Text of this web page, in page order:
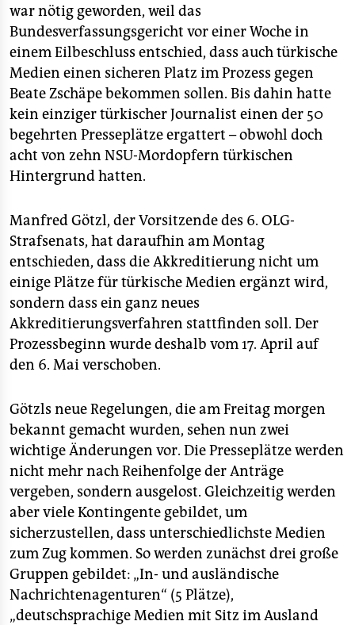
war nötig geworden, weil das
Bundesverfassungsgericht vor einer Woche in
einem Eilbeschluss entschied, dass auch türkische
Medien einen sicheren Platz im Prozess gegen
Beate Zschäpe bekommen sollen. Bis dahin hatte
kein einziger türkischer Journalist einen der 50
begehrten Presseplätze ergattert – obwohl doch
acht von zehn NSU-Mordopfern türkischen
Hintergrund hatten.
Manfred Götzl, der Vorsitzende des 6. OLG-
Strafsenats, hat daraufhin am Montag
entschieden, dass die Akkreditierung nicht um
einige Plätze für türkische Medien ergänzt wird,
sondern dass ein ganz neues
Akkreditierungsverfahren stattfinden soll. Der
Prozessbeginn wurde deshalb vom 17. April auf
den 6. Mai verschoben.
Götzls neue Regelungen, die am Freitag morgen
bekannt gemacht wurden, sehen nun zwei
wichtige Änderungen vor. Die Presseplätze werden
nicht mehr nach Reihenfolge der Anträge
vergeben, sondern ausgelost. Gleichzeitig werden
aber viele Kontingente gebildet, um
sicherzustellen, dass unterschiedlichste Medien
zum Zug kommen. So werden zunächst drei große
Gruppen gebildet: „In- und ausländische
Nachrichtenagenturen“ (5 Plätze),
„deutschsprachige Medien mit Sitz im Ausland